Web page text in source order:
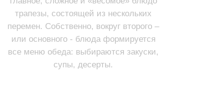
трапезы, состоящей из нескольких
перемен. Собственно, вокруг второго –
или основного - блюда формируется
все меню обеда: выбираются закуски,
супы, десерты.